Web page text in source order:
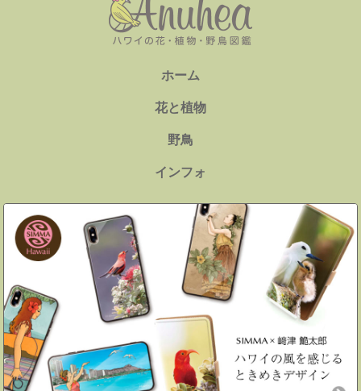
ホーム
花と植物
野鳥
インフォ